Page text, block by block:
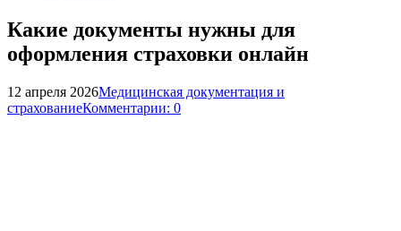
Какие документы нужны для
оформления страховки онлайн
12 апреля 2026Медицинская документация и
страхованиеКомментарии: 0